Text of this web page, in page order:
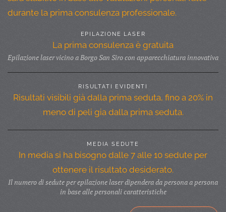
durante la prima consulenza professionale.
EPILAZIONE LASER
La prima consulenza è gratuita
Epilazione laser vicino a Borgo San Siro con apparecchiatura innovativa
RISULTATI EVIDENTI
Risultati visibili già dalla prima seduta, fino a 20% in
meno di peli gia dalla prima seduta.
MEDIA SEDUTE
In media si ha bisogno dalle 7 alle 10 sedute per
ottenere il risultato desiderato.
Il numero di sedute per epilazione laser dipendera da persona a persona
in base alle personali caratteristiche